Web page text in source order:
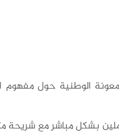
الوطنية حول مفهوم
بشكل مباشر مع شريحة